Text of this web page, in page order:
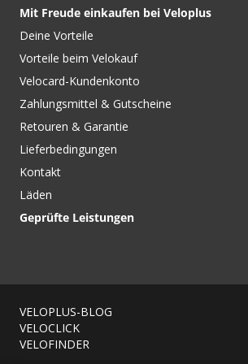
Mit Freude einkaufen bei Veloplus
Deine Vorteile
Vorteile beim Velokauf
Velocard-Kundenkonto
Zahlungsmittel & Gutscheine
Retouren & Garantie
Lieferbedingungen
Kontakt
Läden
Geprüfte Leistungen
VELOPLUS-BLOG
VELOCLICK
VELOFINDER